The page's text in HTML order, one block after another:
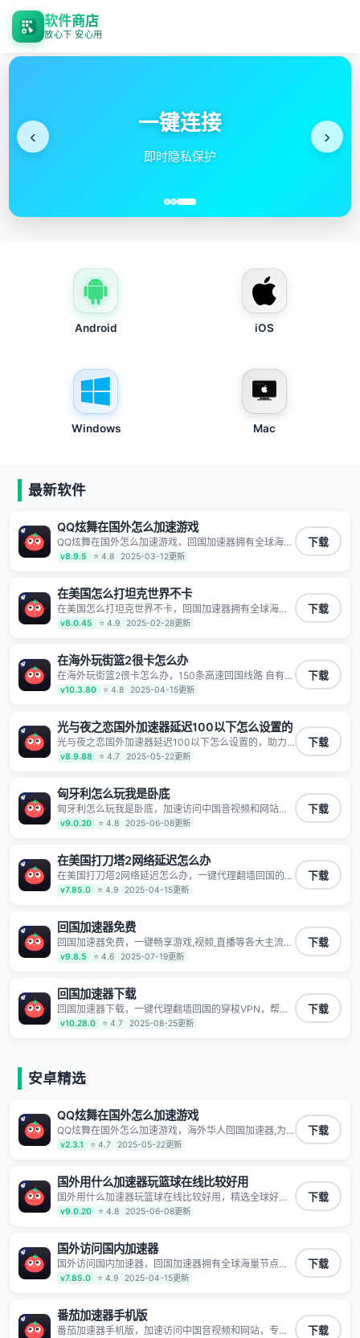
软件商店
放心下 安心用
一键连接
即时隐私保护
‹ ›
Android iOS
Windows Mac
最新软件
QQ炫舞在国外怎么加速游戏
QQ炫舞在国外怎么加速游戏，回国加速器拥有全球海量
节点覆盖，运营商专线不卡顿超稳定，专为海外华人和
留学生打造，帮助海外华人免除地域限制，随时高速稳
v8.9.5 ⭐ 4.8 2025-03-12更新
下载
在美国怎么打坦克世界不卡
在美国怎么打坦克世界不卡，回国加速器拥有全球海量
节点覆盖，运营商专线不卡顿超稳定，专为海外华人和
留学生打造，帮助海外华人免除地域限制，随时高速稳
v8.0.45 ⭐ 4.9 2025-02-28更新
下载
在海外玩街篮2很卡怎么办
在海外玩街篮2很卡怎么办，150条高速回国线路 自有高
速中转节点 无需注册 一键连接 提供高速线路 应用内直
达视频音乐app,快人一步 应用模式 App互不干扰 不间断
不泄露 阻止第三方对数据进行窃取和监听
v10.3.80 ⭐ 4.8 2025-04-15更新
下载
光与夜之恋国外加速器延迟100以下怎么设置的
光与夜之恋国外加速器延迟100以下怎么设置的，助力
海外华人高速访问国内网络，快速开启国内各直播平台,
解决国内视频、音乐卡顿问题；更能加速海量国服游
v8.9.88 ⭐ 4.7 2025-05-22更新
下载
匈牙利怎么玩我是卧底
匈牙利怎么玩我是卧底，加速访问中国音视频和网站，
专业回国加速器，帮你加速访问优酷、bilibili、腾讯视
频、爱奇艺等，加速国服游戏，例如原神、阴阳师、和
录、明日方舟、战双帕弥什、sky光·遇、另一个伊甸园
等国内各种服务,回国加速器致力于帮助海外华人和留学
生、港澳台地区用户提供最好的回国游戏和音乐视频加
速服务，可以在海外或港澳台地区流畅加速国服游戏和
专线。能加速访问优酷、爱奇艺、腾讯视频、B站、芒果
TV、西瓜视频、QQ音乐、网易云音乐、酷狗音乐、YY
等主流网站应用解除限制，带你穿梭加速回国。目前已
有上百万用户，用户整体好评95%以上，一对一在线客
服支持，保障你的使用体验。
v9.0.20 ⭐ 4.8 2025-06-08更新
下载
在美国打刀塔2网络延迟怎么办
在美国打刀塔2网络延迟怎么办，一键代理翻墙回国的穿
梭VPN，帮助海外华人留学生及港澳台地区用户破除地
区版权限制问题，一键降低游戏延迟，加速访问中国网
v7.85.0 ⭐ 4.9 2025-04-15更新
下载
回国加速器免费
回国加速器免费，一键畅享游戏,视频,直播等各大主流
App应用,视频加载极速不卡顿。人在海外听歌,玩国服游
戏 简单易用。
v9.8.5 ⭐ 4.6 2025-07-19更新
下载
回国加速器下载
回国加速器下载，一键代理翻墙回国的穿梭VPN，帮助
海外华人留学生及港澳台地区用户破除地区版权限制问
题，一键降低游戏延迟，加速访问中国网站、游戏及应
v10.28.0 ⭐ 4.7 2025-08-25更新
下载
安卓精选
QQ炫舞在国外怎么加速游戏
QQ炫舞在国外怎么加速游戏，海外华人回国加速器,为
境外华人解决海外怎么听歌?海外怎么看剧?海外怎么玩
游戏不卡等境外难题,全球回国稳定国内节点,专业、流畅
v2.3.1 ⭐ 4.7 2025-05-22更新
下载
国外用什么加速器玩篮球在线比较好用
国外用什么加速器玩篮球在线比较好用，精选全球好物
针对海外华人、留学生和海外出差用户打造的一款高质
量专属回国加速器,只要身处海外即可一键加速畅享国内
办公、炒股等多场景的应用及网络加速
v9.0.20 ⭐ 4.8 2025-06-08更新
下载
国外访问国内加速器
国外访问国内加速器，回国加速器拥有全球海量节点覆
盖，运营商专线不卡顿超稳定，专为海外华人和留学生
打造，帮助海外华人免除地域限制，随时高速稳定低延
v7.85.0 ⭐ 4.9 2025-04-15更新
下载
番茄加速器手机版
番茄加速器手机版，加速访问中国音视频和网站，专业
下载